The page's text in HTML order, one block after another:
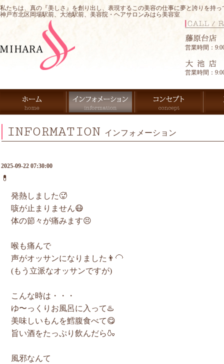
私たちは、真の『美しさ』を創り出し、表現するこの美容の仕事に夢と誇りを持
神戸市北区岡場駅前、大池駅前、美容院・ヘアサロンみはら美容室
営業時間：
営業時間：
INFORMATION インフォメーション
2025-09-22 07:30:00
💊
発熱しました🥵
咳が止まりません😷
体の節々が痛みます😣
喉も痛んで
声がオッサンになりました👨‍🦲
(もう立派なオッサンですが)
こんな時は・・・
ゆ〜っくりお風呂に入って♨️
美味しいもんを鱈腹食べて😋
旨い酒をたっぷり飲んだら🍶
風邪なんて